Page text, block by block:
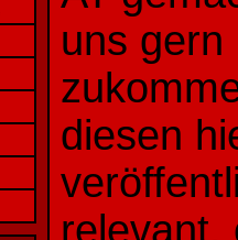
uns gern
diesen
relevant,